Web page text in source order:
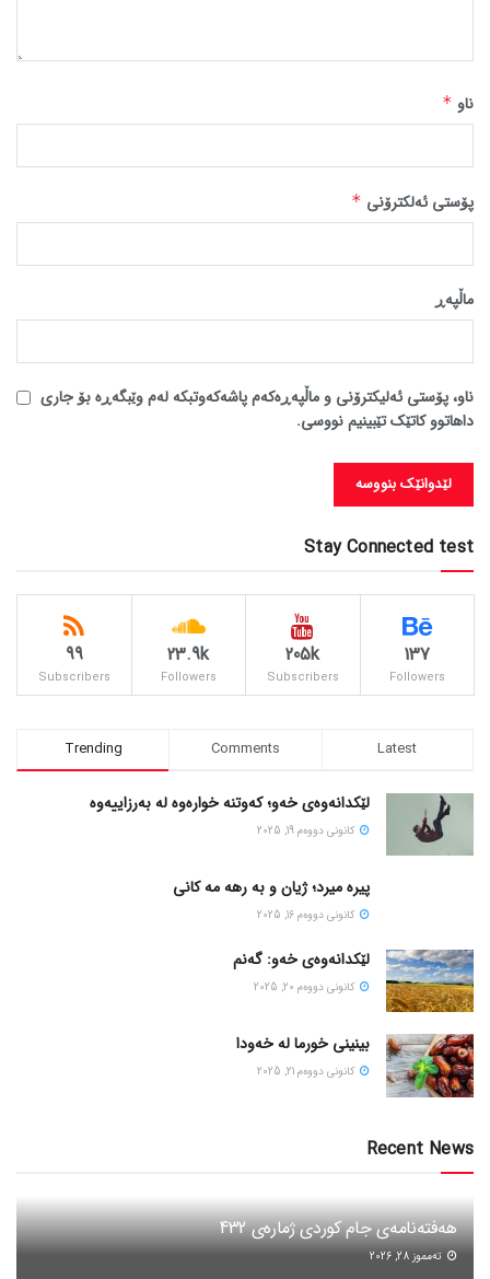
ناو *
پۆستی ئەلکترۆنی *
ماڵپه‌ڕ
ناو، پۆستی ئەلیکترۆنی و ماڵپەڕەکەم پاشەکەوتبکە لەم وێبگەڕە بۆ جاری
داهاتوو کاتێک تێبینیم نووسی.
Stay Connected test
137
Followers
205k
Subscribers
23.9k
Followers
99
Subscribers
Trending Comments Latest
لێکدانەوەی خەو؛ کەوتنە خوارەوە لە بەرزاییەوە
كانونی دووه‌م 19, 2025
پیره میرد؛ ژیان و به رهه مه کانی
كانونی دووه‌م 16, 2025
لێکدانەوەی خەو: گەنم
كانونی دووه‌م 20, 2025
بینینی خورما لە خەودا
كانونی دووه‌م 21, 2025
Recent News
هەفتەنامەی جام کوردی ژمارەی 432
ته‌مموز 28, 2026